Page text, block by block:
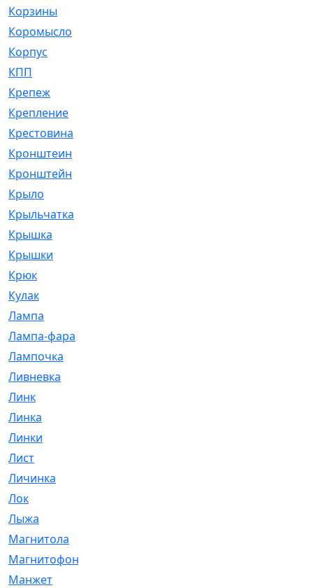
Корзины
Коромысло
Корпус
КПП
Крепеж
Крепление
Крестовина
Кронштеин
Кронштейн
Крыло
Крыльчатка
Крышка
Крышки
Крюк
Кулак
Лампа
Лампа-фара
Лампочка
Ливневка
Линк
Линка
Линки
Лист
Личинка
Лок
Лыжа
Магнитола
Магнитофон
Манжет